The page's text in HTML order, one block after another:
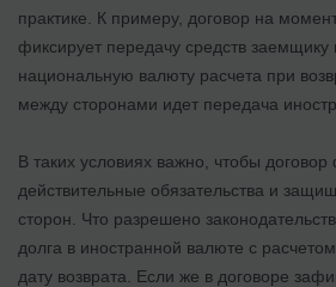
практике. К примеру, договор на
фиксирует передачу средств заемщику
национальную валюту расчета при
между сторонами идет передача
В таких условиях важно, чтобы договор
действительные обязательства и
сторон. Что разрешено
долга в иностранной валюте с
дату возврата. Если же в договоре